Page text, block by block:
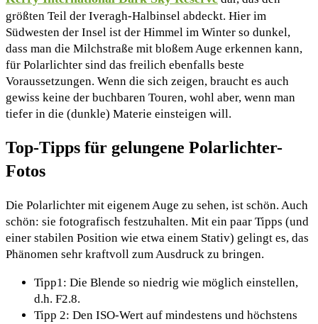
größten Teil der Iveragh-Halbinsel abdeckt. Hier im
Südwesten der Insel ist der Himmel im Winter so dunkel,
dass man die Milchstraße mit bloßem Auge erkennen kann,
für Polarlichter sind das freilich ebenfalls beste
Voraussetzungen. Wenn die sich zeigen, braucht es auch
gewiss keine der buchbaren Touren, wohl aber, wenn man
tiefer in die (dunkle) Materie einsteigen will.
Top-Tipps für gelungene Polarlichter-
Fotos
Die Polarlichter mit eigenem Auge zu sehen, ist schön. Auch
schön: sie fotografisch festzuhalten. Mit ein paar Tipps (und
einer stabilen Position wie etwa einem Stativ) gelingt es, das
Phänomen sehr kraftvoll zum Ausdruck zu bringen.
Tipp1: Die Blende so niedrig wie möglich einstellen,
d.h. F2.8.
Tipp 2: Den ISO-Wert auf mindestens und höchstens